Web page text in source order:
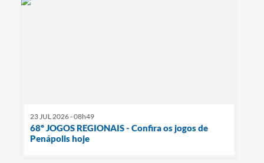
23 JUL 2026 - 08h49
68º JOGOS REGIONAIS - Confira os jogos de
Penápolis hoje